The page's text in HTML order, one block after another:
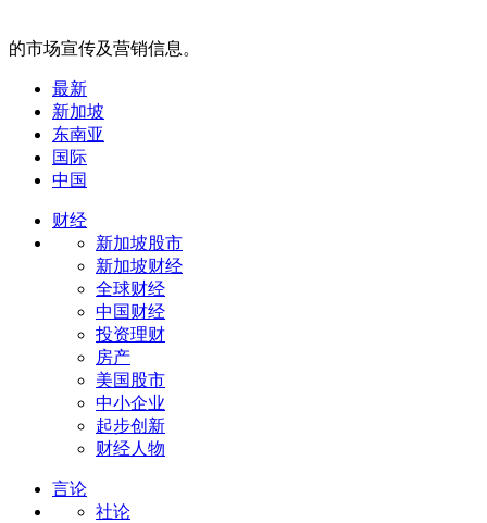
的市场宣传及营销信息。
最新
新加坡
东南亚
国际
中国
财经
新加坡股市
新加坡财经
全球财经
中国财经
投资理财
房产
美国股市
中小企业
起步创新
财经人物
言论
社论